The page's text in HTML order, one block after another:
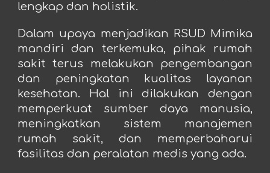
lengkap dan holistik.
Dalam upaya menjadikan RSUD Mimika
mandiri dan terkemuka, pihak rumah
sakit terus melakukan pengembangan
dan peningkatan kualitas layanan
kesehatan. Hal ini dilakukan dengan
memperkuat sumber daya manusia,
meningkatkan sistem manajemen
rumah sakit, dan memperbaharui
fasilitas dan peralatan medis yang ada.